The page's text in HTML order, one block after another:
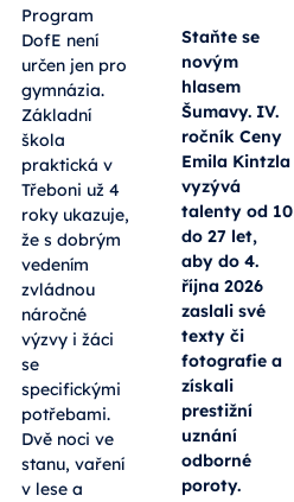
Program
DofE není
určen jen pro
gymnázia.
Základní
škola
praktická v
Třeboni už 4
roky ukazuje,
že s dobrým
vedením
zvládnou
náročné
výzvy i žáci
se
specifickými
potřebami.
Dvě noci ve
stanu, vaření
v lese a
Staňte se
novým
hlasem
Šumavy. IV.
ročník Ceny
Emila Kintzla
vyzývá
talenty od 10
do 27 let,
aby do 4.
října 2026
zaslali své
texty či
fotografie a
získali
prestižní
uznání
odborné
poroty.